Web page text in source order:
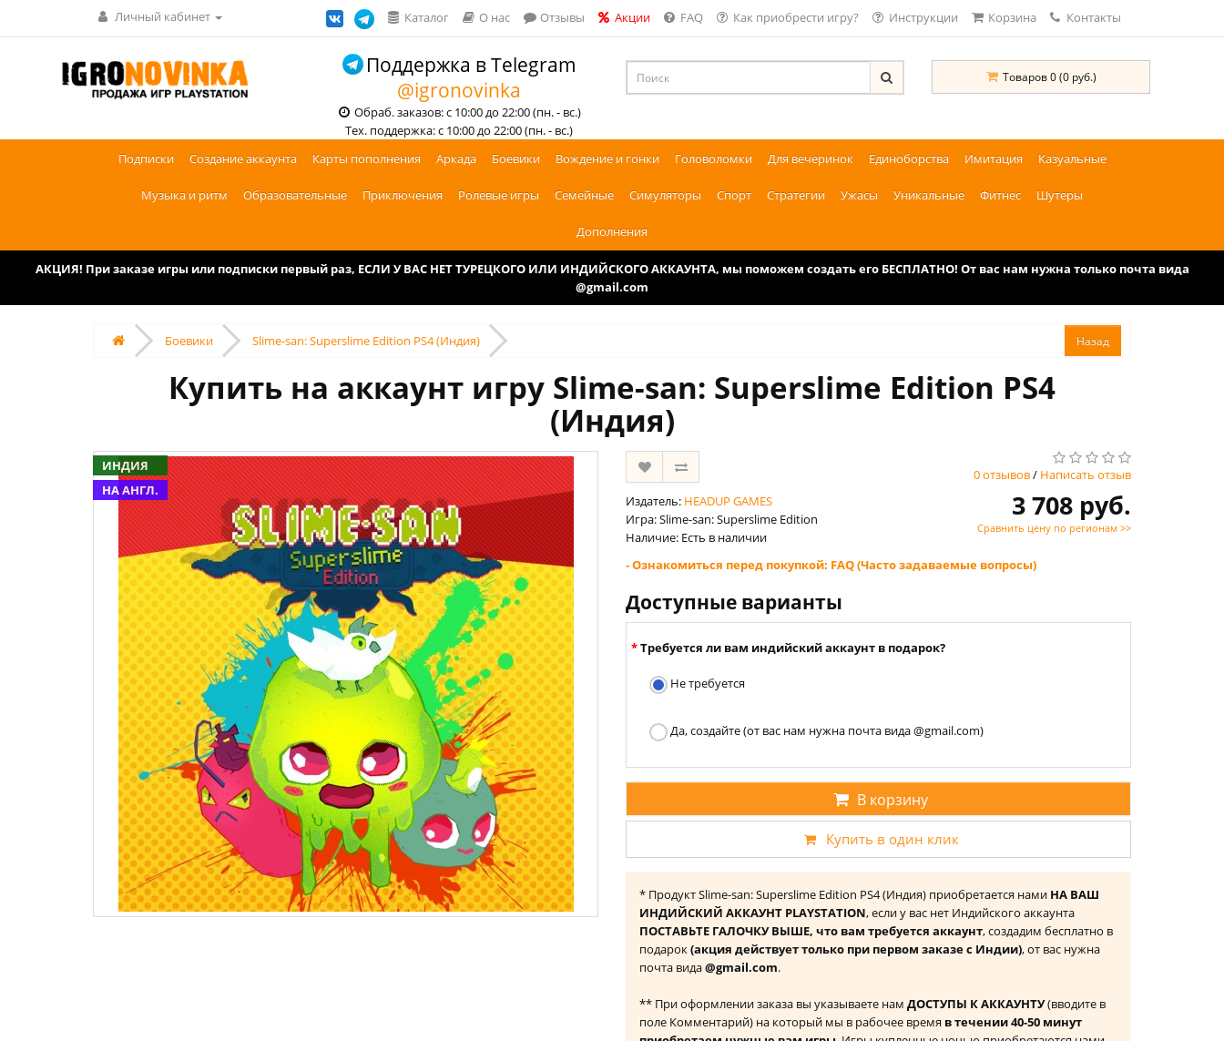
Личный кабинет Каталог О нас Отзывы Акции FAQ Как приобрести игру? Инструкции Корзина Контакты
Поддержка в Telegram
@igronovinka
Обраб. заказов: с 10:00 до 22:00 (пн. - вс.)
Тех. поддержка: с 10:00 до 22:00 (пн. - вс.)
Товаров 0 (0 руб.)
Подписки Создание аккаунта Карты пополнения Аркада Боевики Вождение и гонки Головоломки Для вечеринок Единоборства Имитация Казуальные
Музыка и ритм Образовательные Приключения Ролевые игры Семейные Симуляторы Спорт Стратегии Ужасы Уникальные Фитнес Шутеры
Дополнения
АКЦИЯ! При заказе игры или подписки первый раз, ЕСЛИ У ВАС НЕТ ТУРЕЦКОГО ИЛИ ИНДИЙСКОГО АККАУНТА, мы поможем создать его БЕСПЛАТНО! От вас нам нужна только почта вида
@gmail.com
Боевики Slime-san: Superslime Edition PS4 (Индия)
Купить на аккаунт игру Slime-san: Superslime Edition PS4
(Индия)
ИНДИЯ
НА АНГЛ.
0 отзывов/ Написать отзыв
Издатель: HEADUP GAMES
Игра: Slime-san: Superslime Edition
Наличие: Есть в наличии
3 708 руб.
Сравнить цену по регионам >>
- Ознакомиться перед покупкой: FAQ (Часто задаваемые вопросы)
Доступные варианты
Требуется ли вам индийский аккаунт в подарок?
Не требуется
Да, создайте (от вас нам нужна почта вида @gmail.com)
В корзину
Купить в один клик
* Продукт Slime-san: Superslime Edition PS4 (Индия) приобретается нами НА ВАШ
ИНДИЙСКИЙ АККАУНТ PLAYSTATION, если у вас нет Индийского аккаунта
ПОСТАВЬТЕ ГАЛОЧКУ ВЫШЕ, что вам требуется аккаунт, создадим бесплатно в
подарок(акция действует только при первом заказе с Индии), от вас нужна
почта вида@gmail.com.
** При оформлении заказа вы указываете нам ДОСТУПЫ К АККАУНТУ(вводите в
поле Комментарий) на который мы в рабочее время в течении 40-50 минут